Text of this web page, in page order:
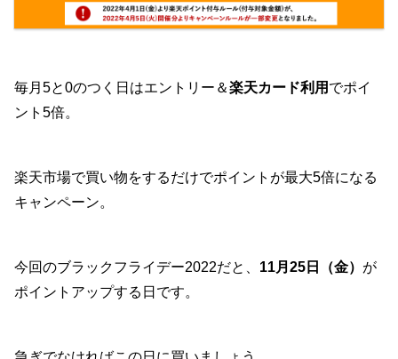
毎月5と0のつく日はエントリー＆楽天カード利用 でポイ
ント5倍。
楽天市場で買い物をするだけでポイントが最大5倍になる
キャンペーン。
今回のブラックフライデー2022だと、 11月25日（金） が
ポイントアップする日です。